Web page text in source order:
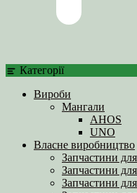
Категорії
Вироби
Мангали
AHOS
UNO
Власне виробництво
Запчастини
Запчастини
Запчастини